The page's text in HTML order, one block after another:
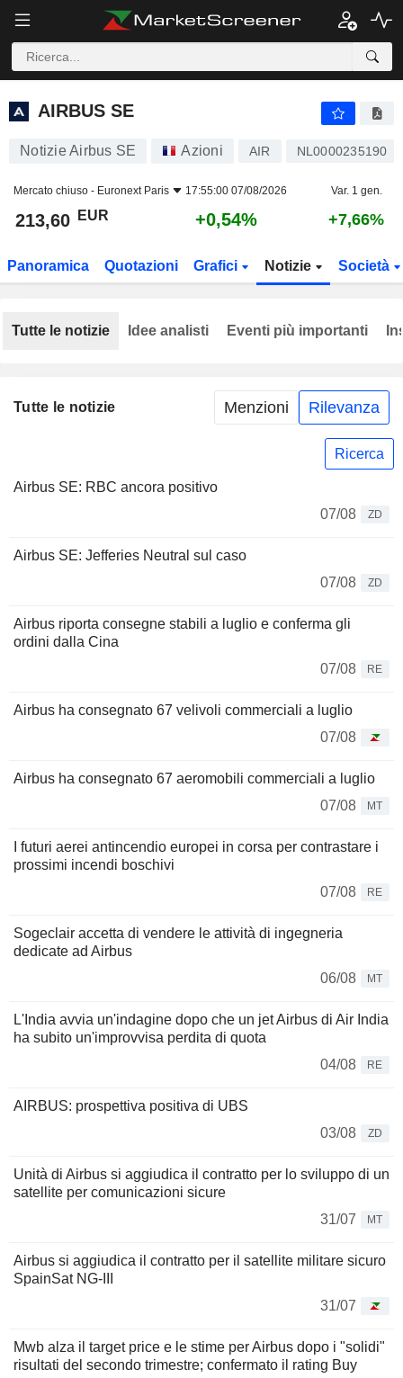
AIRBUS SE
AIRBUS SE
Notizie Airbus SE Azioni AIR NL0000235190
Mercato chiuso - Euronext Paris 17:55:00 07/08/2026 Var. 1 gen.
213,60 EUR +0,54% +7,66%
Panoramica Quotazioni Grafici Notizie Società
Tutte le notizie Menzioni Rilevanza
Ricerca
Airbus SE: RBC ancora positivo
07/08
ZD
Airbus SE: Jefferies Neutral sul caso
07/08
ZD
Airbus riporta consegne stabili a luglio e conferma gli
ordini dalla Cina
07/08
RE
Airbus ha consegnato 67 velivoli commerciali a luglio
07/08
Airbus ha consegnato 67 aeromobili commerciali a luglio
07/08
MT
I futuri aerei antincendio europei in corsa per contrastare i
prossimi incendi boschivi
07/08
RE
Sogeclair accetta di vendere le attività di ingegneria
dedicate ad Airbus
06/08
MT
L'India avvia un'indagine dopo che un jet Airbus di Air India
ha subito un'improvvisa perdita di quota
04/08
RE
AIRBUS: prospettiva positiva di UBS
03/08
ZD
Unità di Airbus si aggiudica il contratto per lo sviluppo di un
satellite per comunicazioni sicure
31/07
MT
Airbus si aggiudica il contratto per il satellite militare sicuro
SpainSat NG-III
31/07
Mwb alza il target price e le stime per Airbus dopo i "solidi"
risultati del secondo trimestre; confermato il rating Buy
Tutte le notizie Idee analisti Eventi più importanti